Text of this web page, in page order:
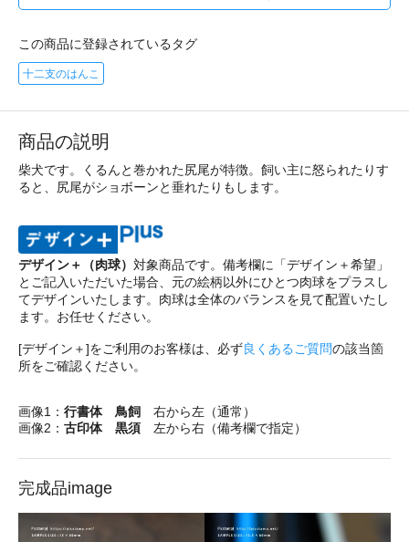
この商品に登録されているタグ
十二支のはんこ
商品の説明
柴犬です。くるんと巻かれた尻尾が特徴。飼い主に怒られたりす
ると、尻尾がショボーンと垂れたりもします。
デザイン＋（肉球） 対象商品です。備考欄に「デザイン＋希望」
とご記入いただいた場合、元の絵柄以外にひとつ肉球をプラスし
てデザインいたします。肉球は全体のバランスを見て配置いたし
ます。お任せください。
[デザイン＋]をご利用のお客様は、必ず良くあるご質問の該当箇
所をご確認ください。
画像1： 行書体 鳥飼 右から左（通常）
画像2： 古印体 黒須 左から右（備考欄で指定）
完成品image